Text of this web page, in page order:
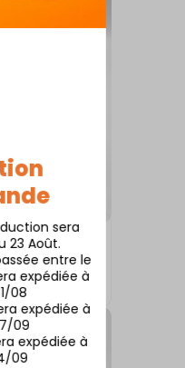
sera
23 Août.
entre le
expédiée à
08
expédiée à
09
expédiée à
09
TABLE